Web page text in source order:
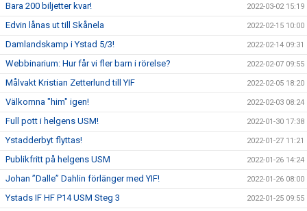
Bara 200 biljetter kvar! 2022-03-02 15:19
Edvin lånas ut till Skånela 2022-02-15 10:00
Damlandskamp i Ystad 5/3! 2022-02-14 09:31
Webbinarium: Hur får vi fler barn i rörelse? 2022-02-07 09:55
Målvakt Kristian Zetterlund till YIF 2022-02-05 18:20
Välkomna "him" igen! 2022-02-03 08:24
Full pott i helgens USM! 2022-01-30 17:38
Ystadderbyt flyttas! 2022-01-27 11:21
Publikfritt på helgens USM 2022-01-26 14:24
Johan ”Dalle” Dahlin förlänger med YIF! 2022-01-26 08:00
Ystads IF HF P14 USM Steg 3 2022-01-25 09:55